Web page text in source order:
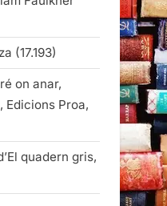
(17.193)
on anar,
Edicions Proa,
quadern gris,